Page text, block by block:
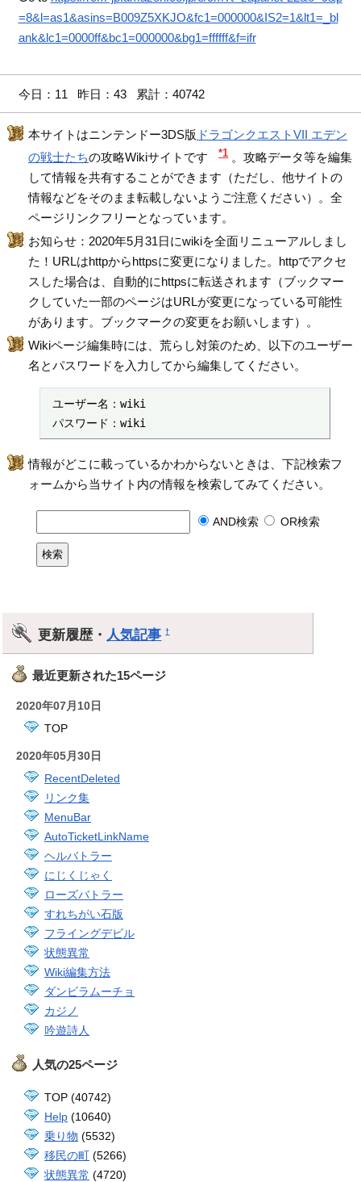
=8&l=as1&asins=B009Z5XKJO&fc1=000000&IS2=1&lt1=_bl
ank&lc1=0000ff&bc1=000000&bg1=ffffff&f=ifr
今日：11 昨日：43 累計：40742
本サイトはニンテンドー3DS版 ドラゴンクエストVII エデン
の戦士たちの攻略Wikiサイトです *1 。攻略データ等を編集
して情報を共有することができます（ただし、他サイトの
情報などをそのまま転載しないようご注意ください）。全
ページリンクフリーとなっています。
お知らせ：2020年5月31日にwikiを全面リニューアルしまし
た！URLはhttpからhttpsに変更になりました。httpでアクセ
スした場合は、自動的にhttpsに転送されます（ブックマー
クしていた一部のページはURLが変更になっている可能性
があります。ブックマークの変更をお願いします）。
Wikiページ編集時には、荒らし対策のため、以下のユーザー
名とパスワードを入力してから編集してください。
ユーザー名：wiki
パスワード：wiki
情報がどこに載っているかわからないときは、下記検索フ
ォームから当サイト内の情報を検索してみてください。
AND検索 OR検索
更新履歴・ 人気記事 †
最近更新された15ページ
2020年07月10日
TOP
2020年05月30日
RecentDeleted
リンク集
MenuBar
AutoTicketLinkName
ヘルバトラー
にじくじゃく
ローズバトラー
すれちがい石版
フライングデビル
状態異常
Wiki編集方法
ダンビラムーチョ
カジノ
吟遊詩人
人気の25ページ
TOP (40742)
Help (10640)
乗り物 (5532)
移民の町 (5266)
状態異常 (4720)